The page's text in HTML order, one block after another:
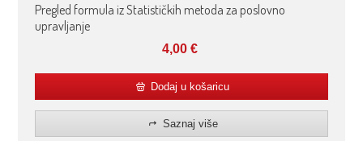
Pregled formula iz Statističkih metoda za poslovno
upravljanje
4,00€
Dodaj u košaricu
Saznaj više